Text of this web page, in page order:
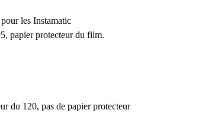
les Instamatic
papier protecteur du film.
du 120, pas de papier protecteur